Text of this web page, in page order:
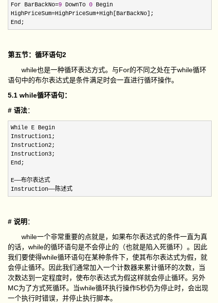
For BarBackNo=9 DownTo 0 Begin
HighPriceSum=HighPriceSum+High[BarBackNo];
End;
第五节：循环语句2
while也是一种循环表达方式。与For的不同之处在于while循环
语句中的布尔表达式是条件满足时会一直进行循环操作。
5.1 while循环语句：
# 语法：
While E Begin
Instruction1;
Instruction2;
Instruction3;
End;
E——布尔表达式
Instruction——陈述式
# 说明 ：
while一个非常重要的点就是，如果布尔表达式的条件一直为真
的话，while的循环语句是不会停止的（也就是陷入死循环）。因此
我们要使得while循环语句在某种条件下，使其布尔表达式为假，就
会停止循环。因此我们通常加入一个计数器来累计循环的次数，当
次数达到一定程度时，使布尔表达式为假这样就会停止循环。另外
MC为了方式死循环。当while循环执行操作5秒仍为停止时，会出现
一个执行时错误，并停止执行脚本。